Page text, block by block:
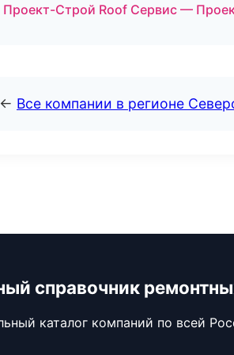
Проект-Строй Roof Сервис —
← Все компании в регионе
справочник
каталог компаний по всей